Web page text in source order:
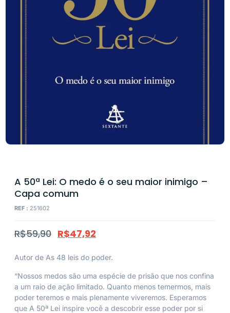
A 50ª Lei: O medo é o seu maior inimigo –
Capa comum
REF : 251602
R$59,90 R$47,92
Autor de As 48 leis do poder.
“Nossos medos são uma espécie de prisão que nos confina
a um raio de ação limitado. Quanto menos temermos, mais
poder teremos e mais plenamente viveremos. Esperamos
que A 50ª Lei inspire você a descobrir esse poder por si